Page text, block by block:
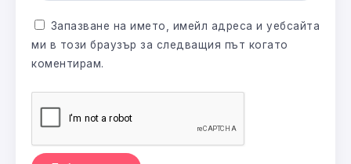
Запазване на името, имейл адреса и уебсайта
ми в този браузър за следващия път когато
коментирам.